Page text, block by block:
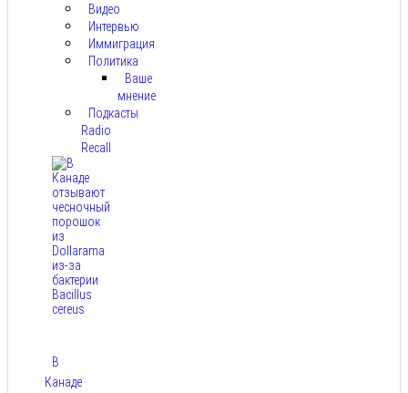
Видео
Интервью
Иммиграция
Политика
Ваше
мнение
Подкасты
Radio
Recall
В
Канаде